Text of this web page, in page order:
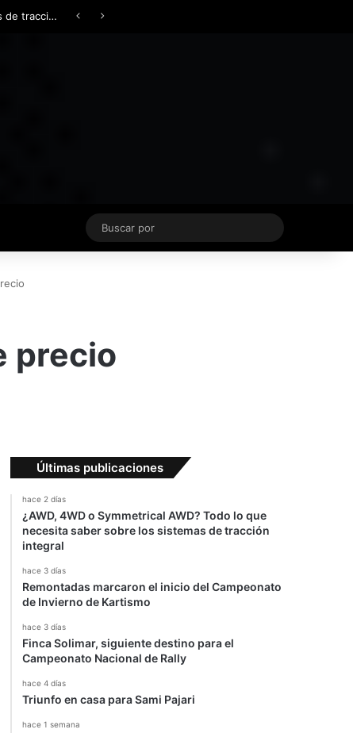
Buscar
por
precio
Últimas publicaciones
hace 2 días
¿AWD, 4WD o Symmetrical AWD? Todo lo que
necesita saber sobre los sistemas de tracción
integral
hace 3 días
Remontadas marcaron el inicio del Campeonato
de Invierno de Kartismo
hace 3 días
Finca Solimar, siguiente destino para el
Campeonato Nacional de Rally
hace 4 días
Triunfo en casa para Sami Pajari
hace 1 semana